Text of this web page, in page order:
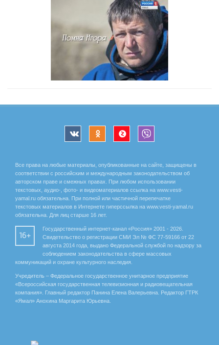
Все права на любые материалы, опубликованные на сайте, защищены в
соответствии с российским и международным законодательством об
авторском праве и смежных правах. При любом использовании
текстовых, аудио-, фото- и видеоматериалов ссылка на www.vesti-
yamal.ru обязательна. При полной или частичной перепечатке
текстовых материалов в Интернете гиперссылка на www.vesti-yamal.ru
обязательна. Для лиц старше 16 лет.
16+
Государственный интернет-канал «Россия» 2001 - 2026.
Свидетельство о регистрации СМИ Эл № ФС 77-59166 от 22
августа 2014 года, выдано Федеральной службой по надзору за
соблюдением законодательства в сфере массовых
коммуникаций и охране культурного наследия.
Учредитель – Федеральное государственное унитарное предприятие
«Всероссийская государственная телевизионная и радиовещательная
компания». Главный редактор Панина Елена Валерьевна. Редактор ГТРК
«Ямал» Анохина Маргарита Юрьевна.